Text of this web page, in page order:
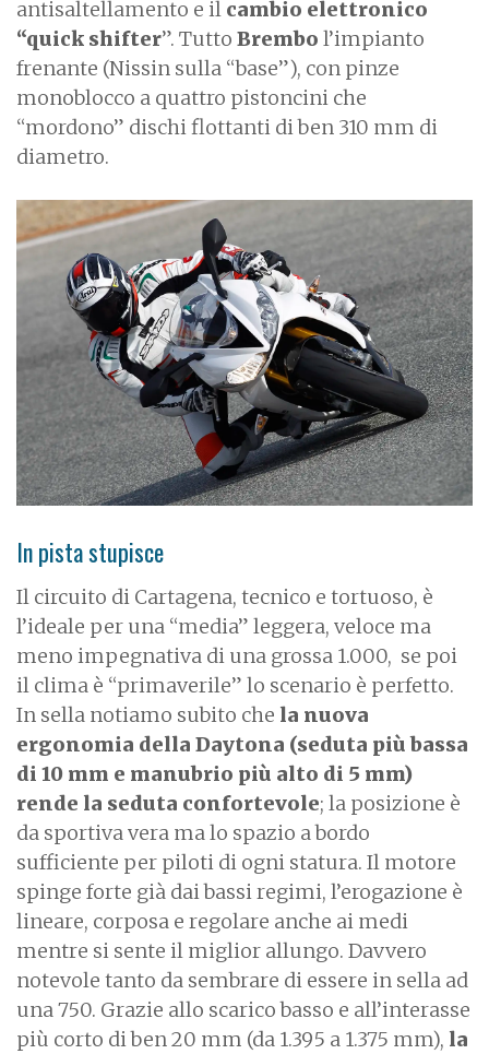
antisaltellamento e il cambio elettronico
“quick shifter”. Tutto Brembo l’impianto
frenante (Nissin sulla “base”), con pinze
monoblocco a quattro pistoncini che
“mordono” dischi flottanti di ben 310 mm di
diametro.
In pista stupisce
Il circuito di Cartagena, tecnico e tortuoso, è
l’ideale per una “media” leggera, veloce ma
meno impegnativa di una grossa 1.000, se poi
il clima è “primaverile” lo scenario è perfetto.
In sella notiamo subito che la nuova
ergonomia della Daytona (seduta più bassa
di 10 mm e manubrio più alto di 5 mm)
rende la seduta confortevole; la posizione è
da sportiva vera ma lo spazio a bordo
sufficiente per piloti di ogni statura. Il motore
spinge forte già dai bassi regimi, l’erogazione è
lineare, corposa e regolare anche ai medi
mentre si sente il miglior allungo. Davvero
notevole tanto da sembrare di essere in sella ad
una 750. Grazie allo scarico basso e all’interasse
più corto di ben 20 mm (da 1.395 a 1.375 mm), la